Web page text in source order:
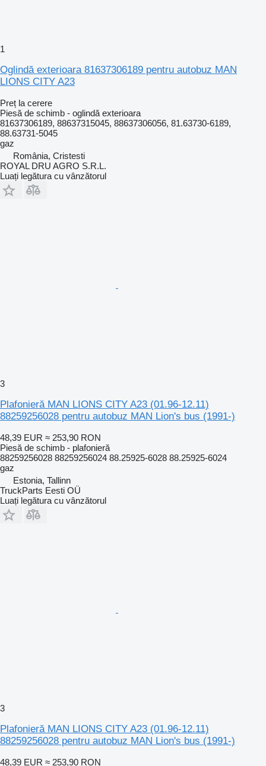
1
Oglindă exterioara 81637306189 pentru autobuz MAN
LIONS CITY A23
Preț la cerere
Piesă de schimb - oglindă exterioara
81637306189, 88637315045, 88637306056, 81.63730-6189,
88.63731-5045
gaz
România, Cristesti
ROYAL DRU AGRO S.R.L.
Luați legătura cu vânzătorul
3
Plafonieră MAN LIONS CITY A23 (01.96-12.11)
88259256028 pentru autobuz MAN Lion's bus (1991-)
48,39 EUR ≈ 253,90 RON
Piesă de schimb - plafonieră
88259256028 88259256024 88.25925-6028 88.25925-6024
gaz
Estonia, Tallinn
TruckParts Eesti OÜ
Luați legătura cu vânzătorul
3
Plafonieră MAN LIONS CITY A23 (01.96-12.11)
88259256028 pentru autobuz MAN Lion's bus (1991-)
48,39 EUR ≈ 253,90 RON